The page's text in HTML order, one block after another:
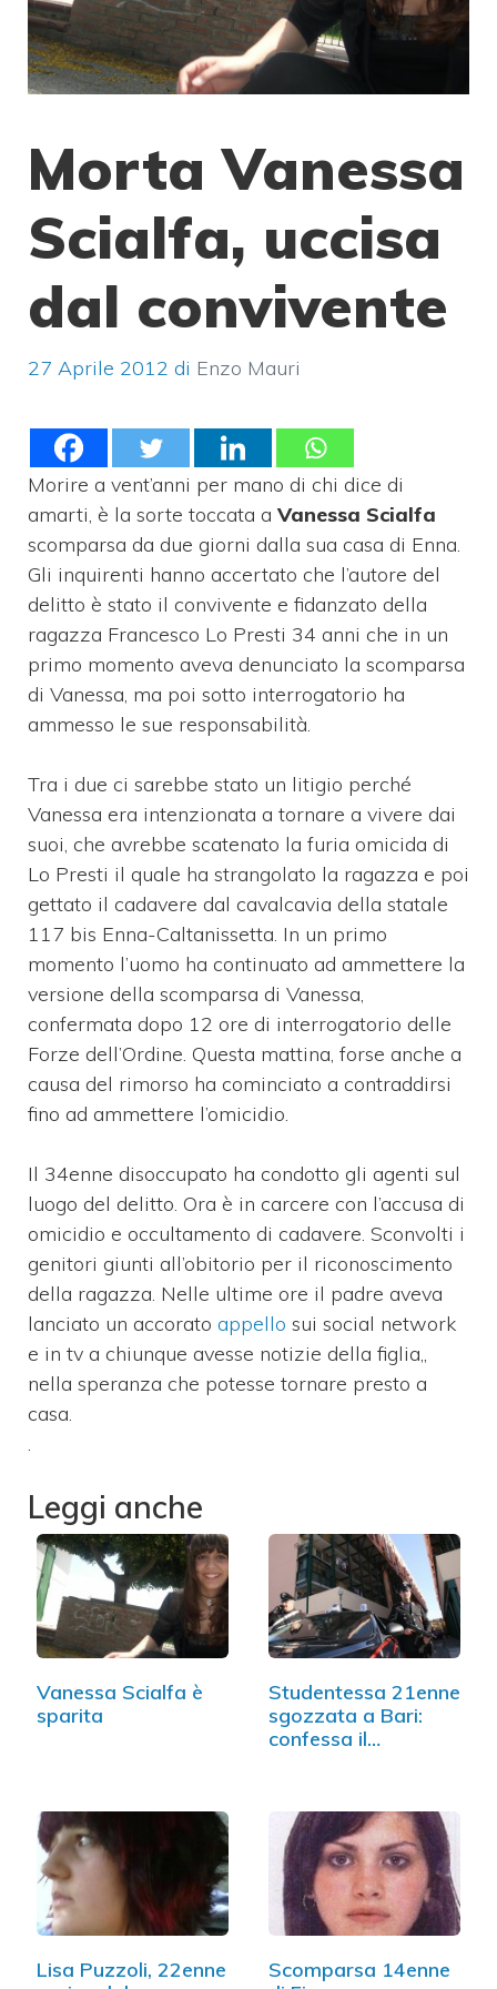
Morta Vanessa
Scialfa, uccisa
dal convivente
27 Aprile 2012 di Enzo Mauri
Morire a vent’anni per mano di chi dice di
amarti, è la sorte toccata a Vanessa Scialfa
scomparsa da due giorni dalla sua casa di Enna.
Gli inquirenti hanno accertato che l’autore del
delitto è stato il convivente e fidanzato della
ragazza Francesco Lo Presti 34 anni che in un
primo momento aveva denunciato la scomparsa
di Vanessa, ma poi sotto interrogatorio ha
ammesso le sue responsabilità.
Tra i due ci sarebbe stato un litigio perché
Vanessa era intenzionata a tornare a vivere dai
suoi, che avrebbe scatenato la furia omicida di
Lo Presti il quale ha strangolato la ragazza e poi
gettato il cadavere dal cavalcavia della statale
117 bis Enna-Caltanissetta. In un primo
momento l’uomo ha continuato ad ammettere la
versione della scomparsa di Vanessa,
confermata dopo 12 ore di interrogatorio delle
Forze dell’Ordine. Questa mattina, forse anche a
causa del rimorso ha cominciato a contraddirsi
fino ad ammettere l’omicidio.
Il 34enne disoccupato ha condotto gli agenti sul
luogo del delitto. Ora è in carcere con l’accusa di
omicidio e occultamento di cadavere. Sconvolti i
genitori giunti all’obitorio per il riconoscimento
della ragazza. Nelle ultime ore il padre aveva
lanciato un accorato appello sui social network
e in tv a chiunque avesse notizie della figlia,,
nella speranza che potesse tornare presto a
casa.
.
Leggi anche
Vanessa Scialfa è
sparita
Studentessa 21enne
sgozzata a Bari:
confessa il
Lisa Puzzoli, 22enne
Scomparsa 14enne